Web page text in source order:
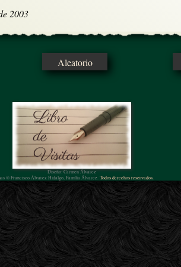
2003
Aleatorio
Diseño: Carmen Álvarez
© Francisco Álvarez Hidalgo, Familia Álvarez.Todos derechos reservados.